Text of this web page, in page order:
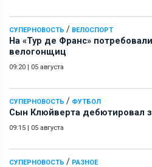
СУПЕРНОВОСТЬ / ВЕЛОСПОРТ
На «Тур де Франс»
велогонщиц
09:20 | 05 августа
СУПЕРНОВОСТЬ / ФУТБОЛ
Сын Клюйверта дебютировал
09:15 | 05 августа
СУПЕРНОВОСТЬ / РАЗНОЕ